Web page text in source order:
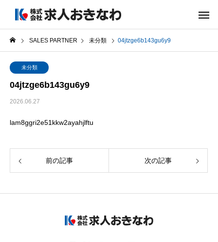
SALES PARTNER 未分類 04jtzge6b143gu6y9
未分類
04jtzge6b143gu6y9
2026.06.27
lam8ggri2e51kkw2ayahjlftu
前の記事 次の記事